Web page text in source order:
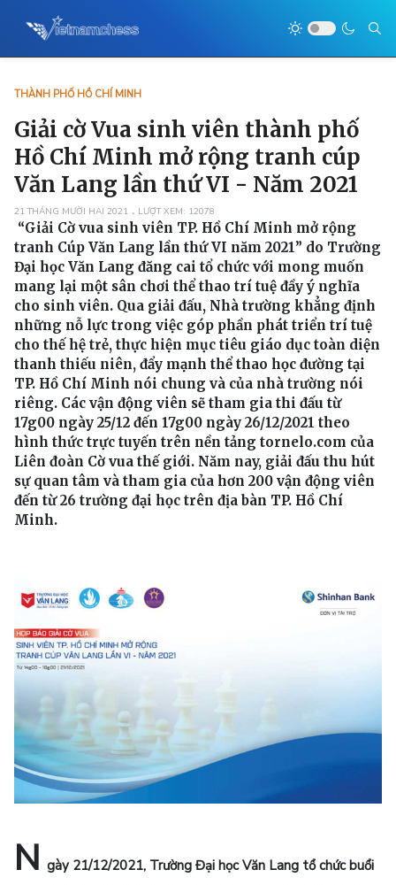
THÀNH PHỐ HỒ CHÍ MINH
Giải cờ Vua sinh viên thành phố
Hồ Chí Minh mở rộng tranh cúp
Văn Lang lần thứ VI - Năm 2021
21 THÁNG MƯỜI HAI 2021 LƯỢT XEM: 12078
“Giải Cờ vua sinh viên TP. Hồ Chí Minh mở rộng
tranh Cúp Văn Lang lần thứ VI năm 2021” do Trường
Đại học Văn Lang đăng cai tổ chức với mong muốn
mang lại một sân chơi thể thao trí tuệ đầy ý nghĩa
cho sinh viên. Qua giải đấu, Nhà trường khẳng định
những nỗ lực trong việc góp phần phát triển trí tuệ
cho thế hệ trẻ, thực hiện mục tiêu giáo dục toàn diện
thanh thiếu niên, đẩy mạnh thể thao học đường tại
TP. Hồ Chí Minh nói chung và của nhà trường nói
riêng. Các vận động viên sẽ tham gia thi đấu từ
17g00 ngày 25/12 đến 17g00 ngày 26/12/2021 theo
hình thức trực tuyến trên nền tảng tornelo.com của
Liên đoàn Cờ vua thế giới. Năm nay, giải đấu thu hút
sự quan tâm và tham gia của hơn 200 vận động viên
đến từ 26 trường đại học trên địa bàn TP. Hồ Chí
Minh.
N gày 21/12/2021, Trường Đại học Văn Lang tổ chức buổi